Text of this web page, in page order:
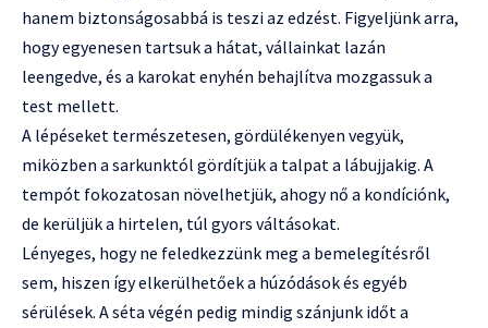
hanem biztonságosabbá is teszi az edzést. Figyeljünk arra,
hogy egyenesen tartsuk a hátat, vállainkat lazán
leengedve, és a karokat enyhén behajlítva mozgassuk a
test mellett.
A lépéseket természetesen, gördülékenyen vegyük,
miközben a sarkunktól gördítjük a talpat a lábujjakig. A
tempót fokozatosan növelhetjük, ahogy nő a kondíciónk,
de kerüljük a hirtelen, túl gyors váltásokat.
Lényeges, hogy ne feledkezzünk meg a bemelegítésről
sem, hiszen így elkerülhetőek a húzódások és egyéb
sérülések. A séta végén pedig mindig szánjunk időt a